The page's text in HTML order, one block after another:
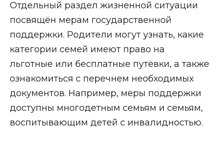
Отдельный раздел жизненной ситуации
посвящён мерам государственной
поддержки. Родители могут узнать, какие
категории семей имеют право на
льготные или бесплатные путёвки, а также
ознакомиться с перечнем необходимых
документов. Например, меры поддержки
доступны многодетным семьям и семьям,
воспитывающим детей с инвалидностью.